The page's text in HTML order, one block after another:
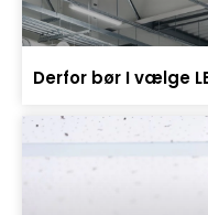
Derfor bør I vælge